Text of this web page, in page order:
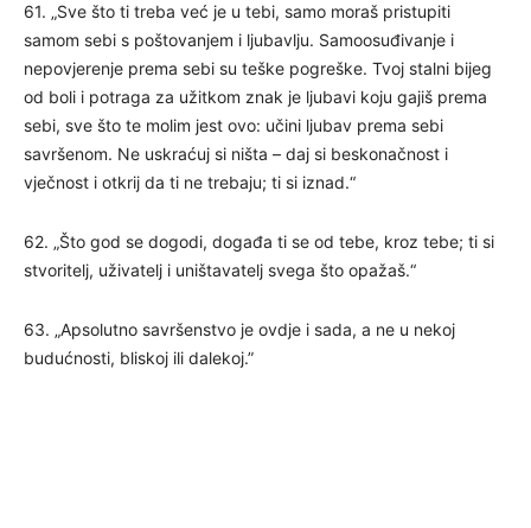
61. „Sve što ti treba već je u tebi, samo moraš pristupiti
samom sebi s poštovanjem i ljubavlju. Samoosuđivanje i
nepovjerenje prema sebi su teške pogreške. Tvoj stalni bijeg
od boli i potraga za užitkom znak je ljubavi koju gajiš prema
sebi, sve što te molim jest ovo: učini ljubav prema sebi
savršenom. Ne uskraćuj si ništa – daj si beskonačnost i
vječnost i otkrij da ti ne trebaju; ti si iznad.“
62. „Što god se dogodi, događa ti se od tebe, kroz tebe; ti si
stvoritelj, uživatelj i uništavatelj svega što opažaš.“
63. „Apsolutno savršenstvo je ovdje i sada, a ne u nekoj
budućnosti, bliskoj ili dalekoj.”